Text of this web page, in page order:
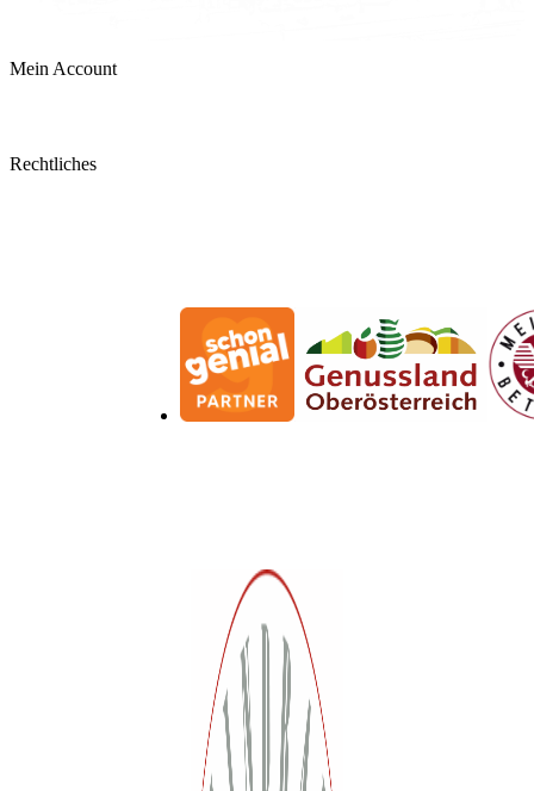
Allergeninformation
Mein Account
Rechtliches
Impressum
Datenschutzerklärung